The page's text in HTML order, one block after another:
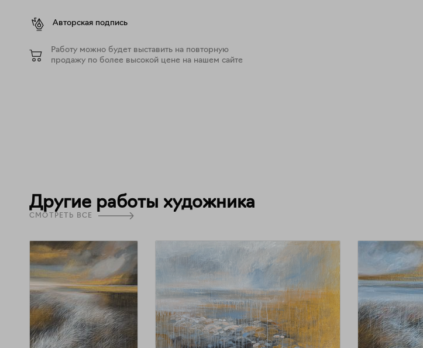
Авторская подпись
Работу можно будет выставить на повторную
продажу по более высокой цене на нашем сайте
Другие работы художника
СМОТРЕТЬ ВСЕ